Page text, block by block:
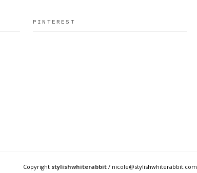
PINTEREST
Copyright stylishwhiterabbit/ nicole@stylishwhiterabbit.com